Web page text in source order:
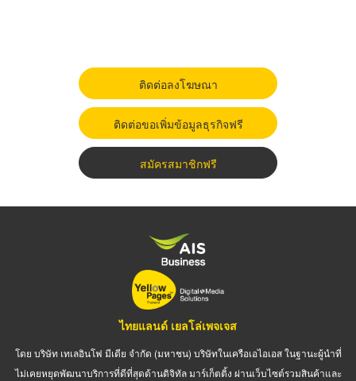
ติดต่อลงโฆษณา
ติดต่อขอเพิ่มข้อมูลธุรกิจฟรี
สมัครสมาชิกฟรี
ไทยแลนด์ เยลโล่เพจเจส
โดย บริษัท เทเลอินโฟ มีเดีย จำกัด (มหาชน) บริษัทในเครือเอไอเอส ในฐานะผู้นำที่
ไม่เคยหยุดพัฒนาบริการที่ดีที่สุดด้านดิจิทัล มาร์เก็ตติ้ง ผ่านเว็บไซต์รวมสินค้าและ